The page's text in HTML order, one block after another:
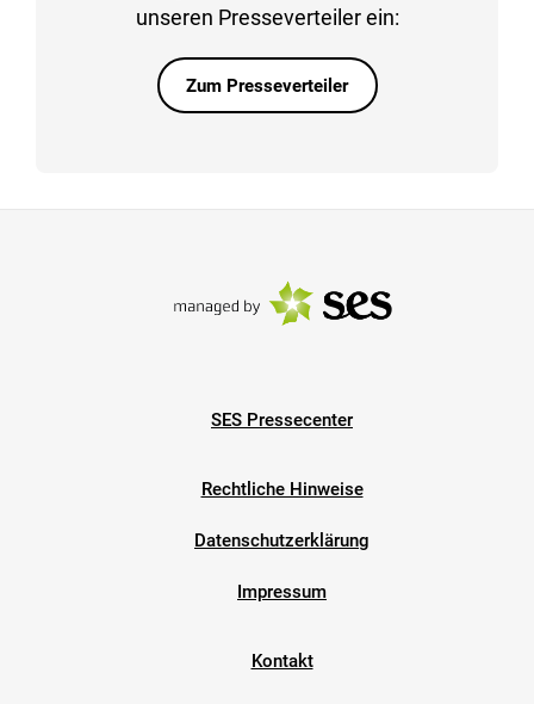
unseren Presseverteiler ein:
Zum Presseverteiler
SES Pressecenter
Rechtliche Hinweise
Datenschutzerklärung
Impressum
Kontakt